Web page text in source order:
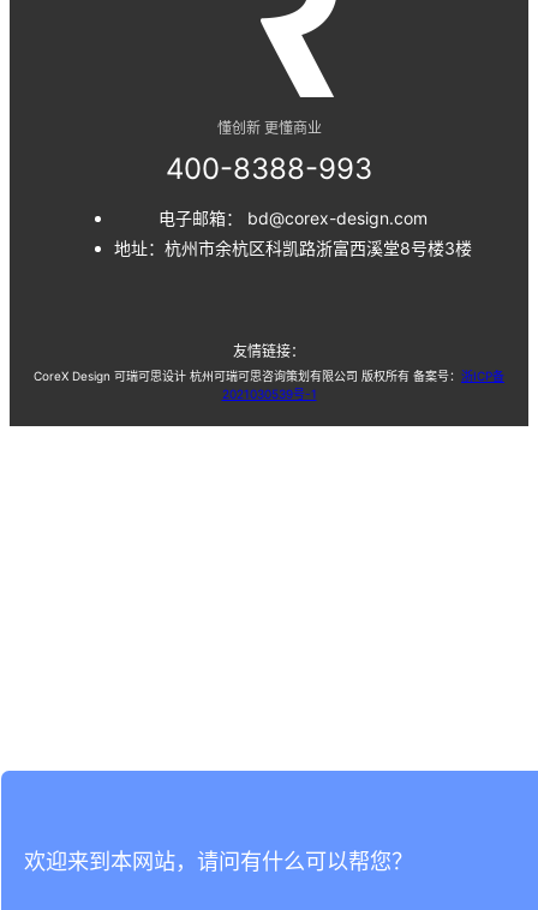
懂创新 更懂商业
400-8388-993
电子邮箱： bd@corex-design.com
地址：杭州市余杭区科凯路浙富西溪堂8号楼3楼
友情链接：
CoreX Design 可瑞可思设计 杭州可瑞可思咨询策划有限公司 版权所有 备案号： 浙ICP备
2021030539号-1
欢迎来到本网站，请问有什么可以帮您？